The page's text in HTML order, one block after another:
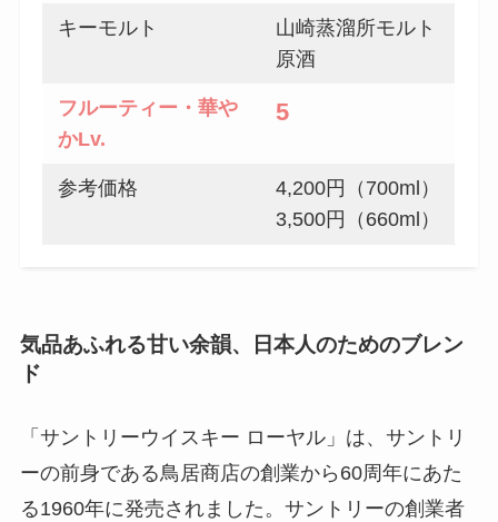
キーモルト
山崎蒸溜所モルト
原酒
フルーティー・華や
かLv.
5
参考価格
4,200円（700ml）
3,500円（660ml）
気品あふれる甘い余韻、日本人のためのブレン
ド
「サントリーウイスキー ローヤル」は、サントリ
ーの前身である鳥居商店の創業から60周年にあた
る1960年に発売されました。サントリーの創業者